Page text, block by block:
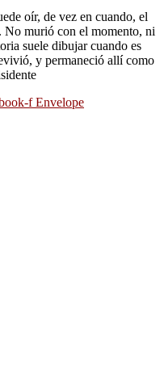
oír, de vez en cuando, el
No murió con el momento, ni
suele dibujar cuando es
y permaneció allí como
f Envelope